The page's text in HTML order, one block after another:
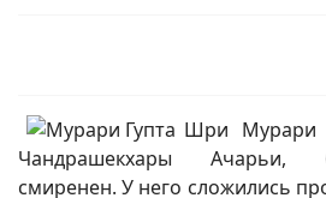
Шри Мурари
Чандрашекхары Ачарьи,
смиренен. У него сложились